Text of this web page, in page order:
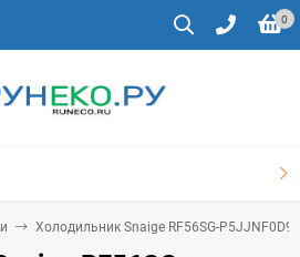
0
Холодильник Snaige RF56SG-P5JJNF0D91